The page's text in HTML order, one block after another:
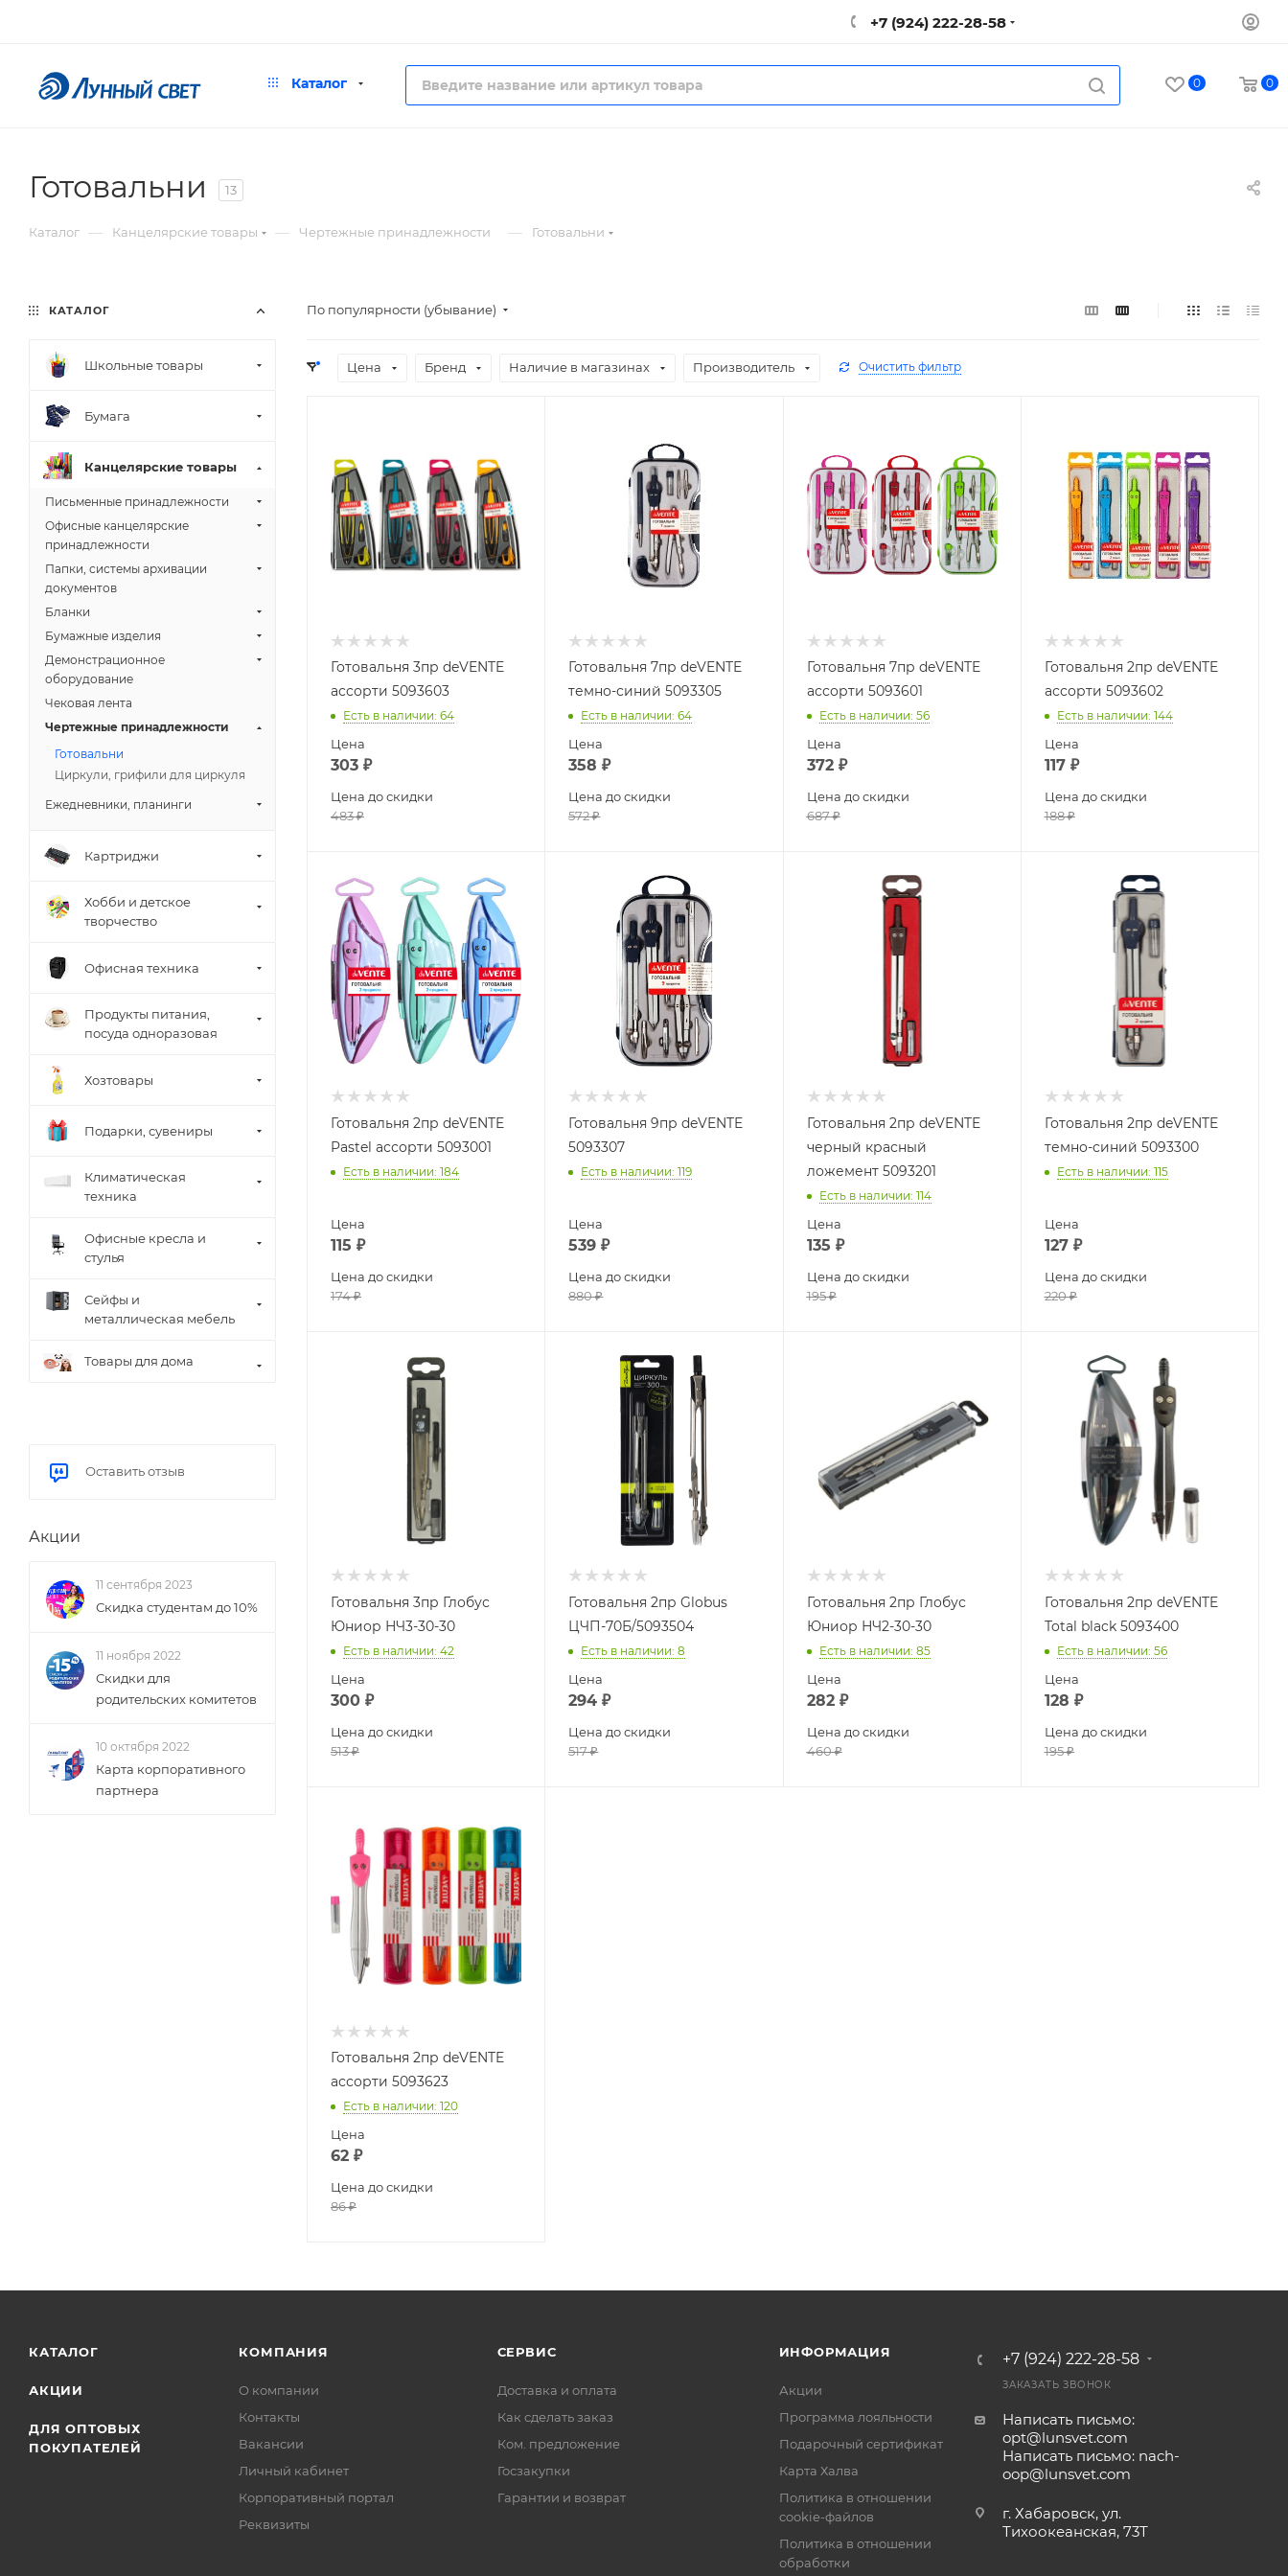
+7 (924) 222-28-58
Каталог 0 0
Готовальни 13
Каталог — Канцелярские товары — Чертежные принадлежности — Готовальни
По популярности (убывание)
Цена Бренд Наличие в магазинах Производитель Очистить фильтр
Готовальня 3пр deVENTE
ассорти 5093603
Есть в наличии: 64
Цена
303 ₽
Цена до скидки
483₽
Готовальня 7пр deVENTE
темно-синий 5093305
Есть в наличии: 64
Цена
358 ₽
Цена до скидки
572₽
Готовальня 7пр deVENTE
ассорти 5093601
Есть в наличии: 56
Цена
372₽
Цена до скидки
687₽
Готовальня 2пр deVENTE
ассорти 5093602
Есть в наличии: 144
Цена
117₽
Цена до скидки
188₽
Готовальня 2пр deVENTE
Pastel ассорти 5093001
Есть в наличии: 184
Цена
115 ₽
Цена до скидки
174₽
Готовальня 9пр deVENTE
5093307
Есть в наличии: 119
Цена
539 ₽
Цена до скидки
880₽
Готовальня 2пр deVENTE
черный красный
ложемент 5093201
Есть в наличии: 114
Цена
135 ₽
Цена до скидки
195₽
Готовальня 2пр deVENTE
темно-синий 5093300
Есть в наличии: 115
Цена
127₽
Цена до скидки
220₽
Готовальня 3пр Глобус
Юниор НЧ3-30-30
Есть в наличии: 42
Цена
300 ₽
Цена до скидки
513₽
Готовальня 2пр Globus
ЦЧП-70Б/5093504
Есть в наличии: 8
Цена
294 ₽
Цена до скидки
517₽
Готовальня 2пр Глобус
Юниор НЧ2-30-30
Есть в наличии: 85
Цена
282₽
Цена до скидки
460₽
Готовальня 2пр deVENTE
Total black 5093400
Есть в наличии: 56
Цена
128 ₽
Цена до скидки
195₽
Готовальня 2пр deVENTE
ассорти 5093623
Есть в наличии: 120
Цена
62 ₽
Цена до скидки
86₽
КАТАЛОГ
Школьные товары
Бумага
Канцелярские товары
Письменные принадлежности
Офисные канцелярские
принадлежности
Папки, системы архивации
документов
Бланки
Бумажные изделия
Демонстрационное
оборудование
Чековая лента
Чертежные принадлежности
Готовальни
Циркули, грифили для циркуля
Ежедневники, планинги
Картриджи
Хобби и детское
творчество
Офисная техника
Продукты питания,
посуда одноразовая
Хозтовары
Подарки, сувениры
Климатическая
техника
Офисные кресла и
стулья
Сейфы и
металлическая мебель
Товары для дома
Оставить отзыв
Акции
11 сентября 2023
Скидка студентам до 10%
11 ноября 2022
Скидки для
родительских комитетов
10 октября 2022
Карта корпоративного
партнера
КАТАЛОГ
АКЦИИ
ДЛЯ ОПТОВЫХ
ПОКУПАТЕЛЕЙ
КОМПАНИЯ
О компании
Контакты
Вакансии
Личный кабинет
Корпоративный портал
Реквизиты
СЕРВИС
Доставка и оплата
Как сделать заказ
Ком. предложение
Госзакупки
Гарантии и возврат
ИНФОРМАЦИЯ
Акции
Программа лояльности
Подарочный сертификат
Карта Халва
Политика в отношении
cookie-файлов
Политика в отношении
обработки
+7 (924) 222-28-58
ЗАКАЗАТЬ ЗВОНОК
Написать письмо:
opt@lunsvet.com
Написать письмо: nach-
oop@lunsvet.com
г. Хабаровск, ул.
Тихоокеанская, 73Т